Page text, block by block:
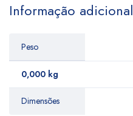
Informação adicional
Peso
0,000 kg
Dimensões